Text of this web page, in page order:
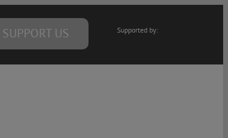
SUPPORT US Supported by: